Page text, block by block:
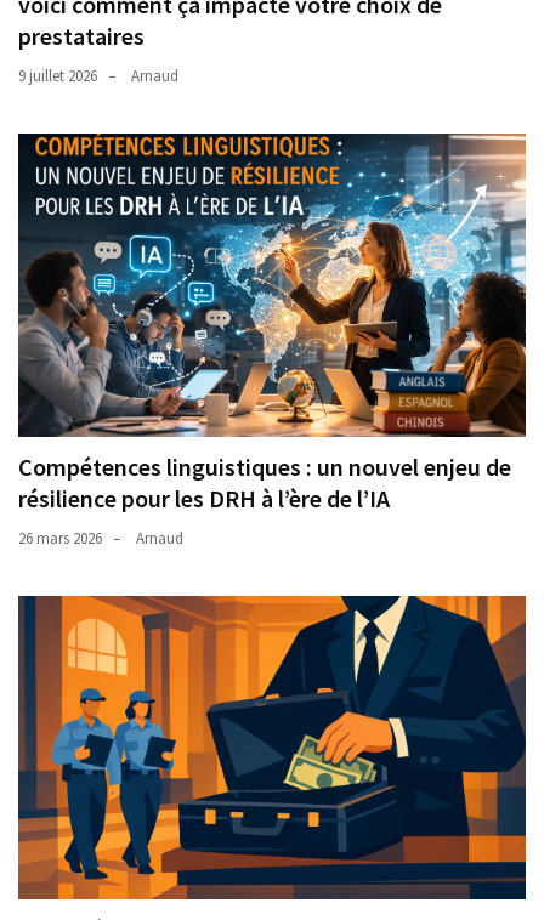
prestataires
9 juillet 2026 Arnaud
Compétences linguistiques : un nouvel enjeu de
résilience pour les DRH à l’ère de l’IA
26 mars 2026 Arnaud